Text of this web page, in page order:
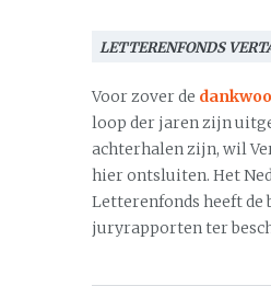
LETTERENFONDS
Voor zover de
loop der jaren zijn
achterhalen zijn, wil
hier ontsluiten. Het
Letterenfonds heeft de
juryrapporten ter